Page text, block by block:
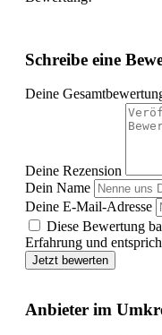
Schreibe eine
Deine
Deine Rezension
Dein Name
Deine E-Mail-Adresse
Diese Bewertung
Erfahrung und
Jetzt bewerten
Anbieter im